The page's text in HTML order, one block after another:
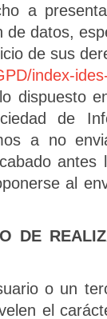
a
de datos,
de sus
index-
dispuesto
de
a no
antes
al
DE
o un
el